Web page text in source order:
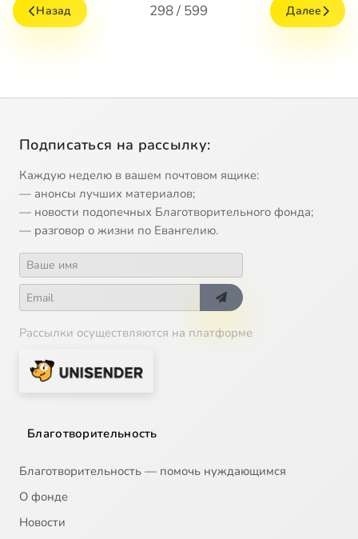
Назад 298 / 599 Далее
Подписаться на рассылку:
Каждую неделю в вашем почтовом ящике:
— анонсы лучших материалов;
— новости подопечных Благотворительного фонда;
— разговор о жизни по Евангелию.
Рассылки осуществляются на платформе
Благотворительность
Благотворительность — помочь нуждающимся
О фонде
Новости